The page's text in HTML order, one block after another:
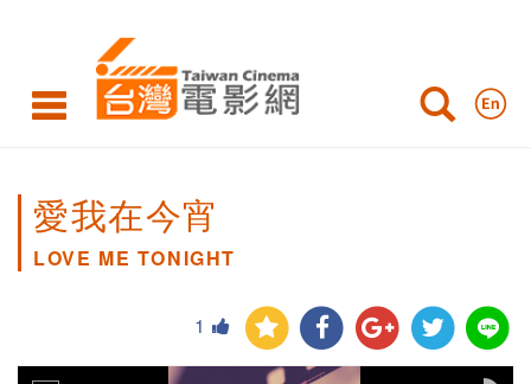
愛我在今宵
LOVE ME TONIGHT
1